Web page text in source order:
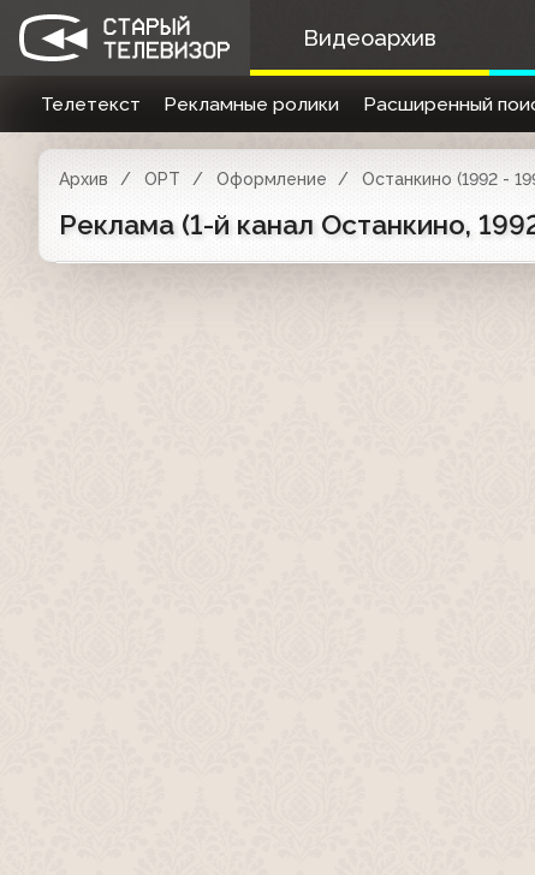
Видеоархив
Телетекст Рекламные ролики Расширенный
Архив ОРТ Оформление Останкино (1992 -
Реклама (1-й канал Останкино,